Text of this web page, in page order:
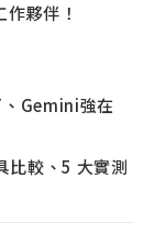
夥伴！
Gemini強在
比較、5 大實測